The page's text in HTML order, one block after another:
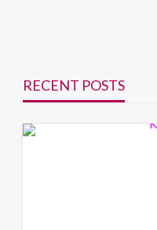
RECENT POSTS